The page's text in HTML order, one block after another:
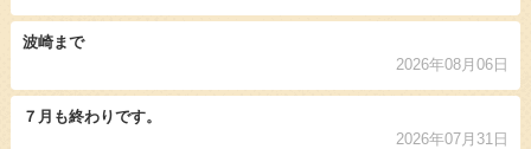
波崎まで
2026年08月06日
７月も終わりです。
2026年07月31日